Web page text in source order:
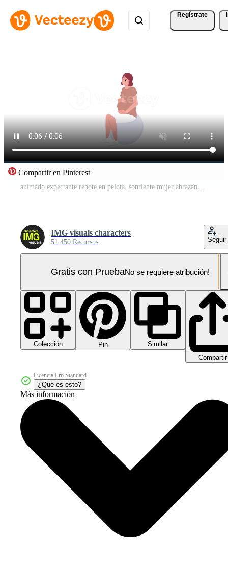
Regístrate
Compartir en Pinterest
animado expectante rebote en pelota. sonriente mujer abrazando barriga y haciendo ejercicio plano personaje animación en blanco antecedentes con alfa canal transparencia. color dibujos animados estilo 4k vídeo imágenes Vídeo Pro
IMG visuals characters
51.450 Recursos Seguir
Gratis con PruebaNo se requiere atribución!
Colección Pin
Similar
Compartir
Licencia Pro Standard
¿Qué es esto?
Más información